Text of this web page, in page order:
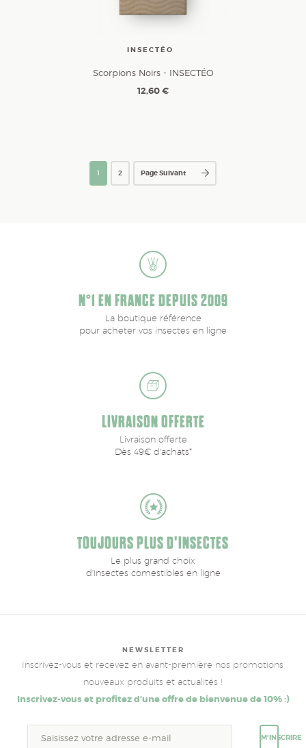
INSECTÉO
Scorpions Noirs - INSECTÉO
12,60 €
1 2 Page Suivant
N°1 EN FRANCE DEPUIS 2009
La boutique référence
pour acheter vos insectes en ligne
LIVRAISON OFFERTE
Livraison offerte
Dès 49€ d'achats*
TOUJOURS PLUS D'INSECTES
Le plus grand choix
d'insectes comestibles en ligne
NEWSLETTER
Inscrivez-vous et recevez en avant-première nos promotions,
nouveaux produits et actualités !
Inscrivez-vous et profitez d’une offre de bienvenue de 10% :)
M'INSCRIRE